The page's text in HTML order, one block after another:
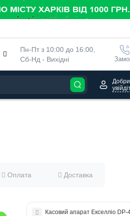
Пн-Пт з 10:00 до 16:00,
Сб-Нд - Вихідні
Оплата Доставка
Касовий апарат Екселліо DP-